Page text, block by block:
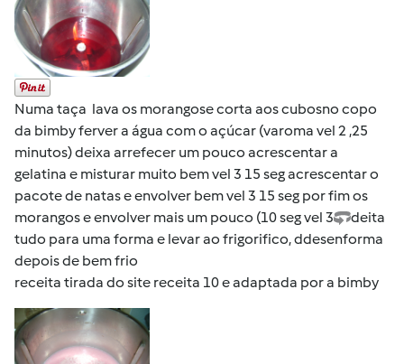
Numa taça lava os morangose corta aos cubosno copo
da bimby ferver a água com o açúcar (varoma vel 2 ,25
minutos) deixa arrefecer um pouco acrescentar a
gelatina e misturar muito bem vel 3 15 seg acrescentar o
pacote de natas e envolver bem vel 3 15 seg por fim os
morangos e envolver mais um pouco (10 seg vel 3
deita
tudo para uma forma e levar ao frigorifico, ddesenforma
depois de bem frio
receita tirada do site receita 10 e adaptada por a bimby